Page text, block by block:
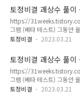
柳含生意 – 동풍담당 류함
점입가경 因人成事 千..
이므로 불완전한 프
성지의) - 토정비결 괘상수
角未成 – 은린만점 금각미
사유성취 馳馬花衢 意氣洋
名振四方 – 행봉귀인 명진
天老地荒 – 월모가연 천노
필달간해 才藝出衆 功..
토정비결 괘상수 풀
(유여초목개화지의)
https://
그램 (베타 테스트) 그동안
좀 더 쉽게 토정비결을 볼 수
이므로 불완전한 프
여초목개화지의) - 토정비결
春日 却見花開 – 심방춘일
신안일 차외하망 順風加帆
財有權 上下無憂 – 유재유
토정비결 2023.03.21
토정비결 괘상수 풀
유복지의)
https://
그램 (베타 테스트) 그동안
좀 더 쉽게 토정비결을 볼 수
토정비결 2023.03.21